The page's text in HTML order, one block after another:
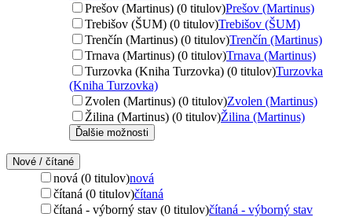
Prešov (Martinus) (0 titulov)Prešov (Martinus)
Trebišov (ŠUM) (0 titulov)Trebišov (ŠUM)
Trenčín (Martinus) (0 titulov)Trenčín (Martinus)
Trnava (Martinus) (0 titulov)Trnava (Martinus)
Turzovka (Kniha Turzovka) (0 titulov)Turzovka
(Kniha Turzovka)
Zvolen (Martinus) (0 titulov)Zvolen (Martinus)
Žilina (Martinus) (0 titulov)Žilina (Martinus)
Ďalšie možnosti
Nové / čítané
nová (0 titulov)nová
čítaná (0 titulov)čítaná
čítaná - výborný stav (0 titulov)čítaná - výborný stav